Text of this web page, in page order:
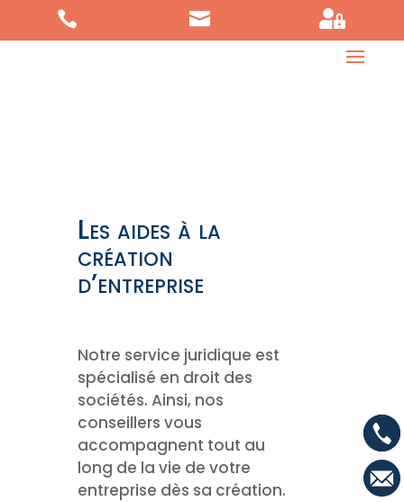
  
Les aides à la
création
d’entreprise
Notre service juridique est
spécialisé en droit des
sociétés. Ainsi, nos
conseillers vous
accompagnent tout au
long de la vie de votre
entreprise dès sa création.